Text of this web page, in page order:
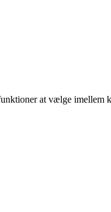
at vælge imellem